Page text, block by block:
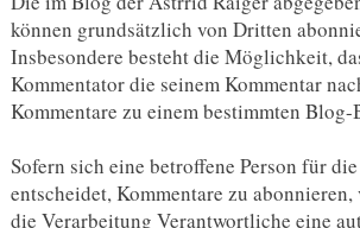
können grundsätzlich von Dritten
Insbesondere besteht die Möglichkeit,
Kommentator die seinem Kommentar
Kommentare zu einem bestimmten
Sofern sich eine betroffene Person für
entscheidet, Kommentare zu
die Verarbeitung Verantwortliche eine